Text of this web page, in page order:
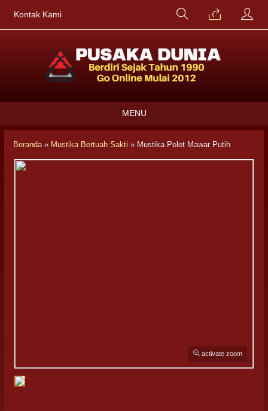
Kontak Kami
MENU
Beranda» Mustika Bertuah Sakti » Mustika Pelet Mawar Putih
activate zoom